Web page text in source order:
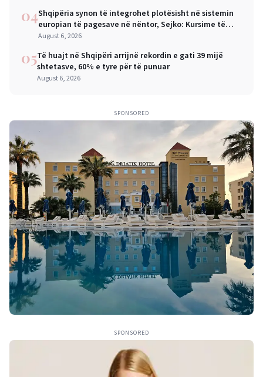
04Shqipëria synon të integrohet plotësisht në sistemin
europian të pagesave në nëntor, Sejko: Kursime të
mëdha për qytetarët dhe bizneset
August 6, 2026
05Të huajt në Shqipëri arrijnë rekordin e gati 39 mijë
shtetasve, 60% e tyre për të punuar
August 6, 2026
SPONSORED
SPONSORED